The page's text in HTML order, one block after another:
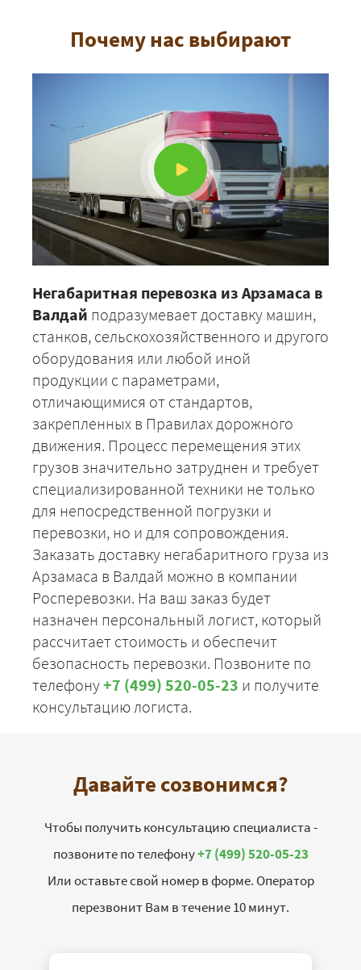
Почему нас выбирают
Негабаритная перевозка из Арзамаса в
Валдай подразумевает доставку машин,
станков, сельскохозяйственного и другого
оборудования или любой иной
продукции с параметрами,
отличающимися от стандартов,
закрепленных в Правилах дорожного
движения. Процесс перемещения этих
грузов значительно затруднен и требует
специализированной техники не только
для непосредственной погрузки и
перевозки, но и для сопровождения.
Заказать доставку негабаритного груза из
Арзамаса в Валдай можно в компании
Росперевозки. На ваш заказ будет
назначен персональный логист, который
рассчитает стоимость и обеспечит
безопасность перевозки. Позвоните по
телефону+7 (499) 520-05-23 и получите
консультацию логиста.
Давайте созвонимся?
Чтобы получить консультацию специалиста -
позвоните по телефону+7 (499) 520-05-23
Или оставьте свой номер в форме. Оператор
перезвонит Вам в течение 10 минут.